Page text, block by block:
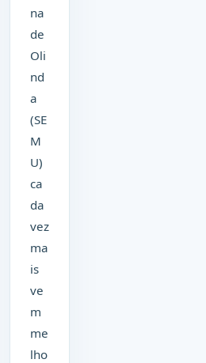
na
de
Oli
nd
a
(SE
M
U)
ca
da
vez
ma
is
ve
m
me
lho